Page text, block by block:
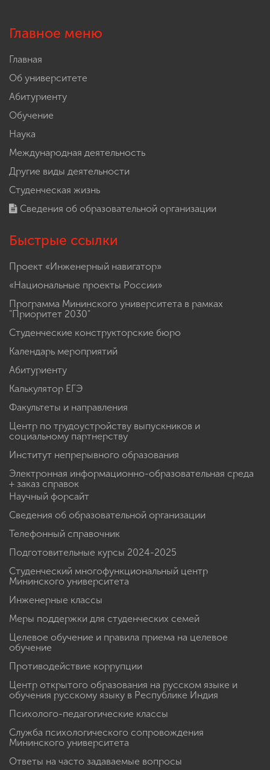
Главное меню
Главная
Об университете
Абитуриенту
Обучение
Наука
Международная деятельность
Студенческая жизнь
Сведения об образовательной организации
Быстрые ссылки
Проект «Инженерный навигатор»
«Национальные проекты России»
Программа Мининского университета в рамках
"Приоритет 2030"
Студенческие конструкторские бюро
Календарь мероприятий
Абитуриенту
Калькулятор ЕГЭ
Факультеты и направления
Центр по трудоустройству выпускников и
социальному партнерству
Институт непрерывного образования
Электронная информационно-образовательная среда
+ заказ справок
Научный форсайт
Сведения об образовательной организации
Телефонный справочник
Подготовительные курсы 2024-2025
Студенческий многофункциональный центр
Мининского университета
Инженерные классы
Меры поддержки для студенческих семей
Целевое обучение и правила приема на целевое
обучение
Противодействие коррупции